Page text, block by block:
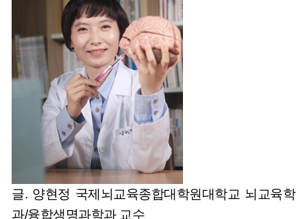
글. 양현정 국제뇌교육종합대학원대학교 뇌교육학
과/융합생명과학과 교수